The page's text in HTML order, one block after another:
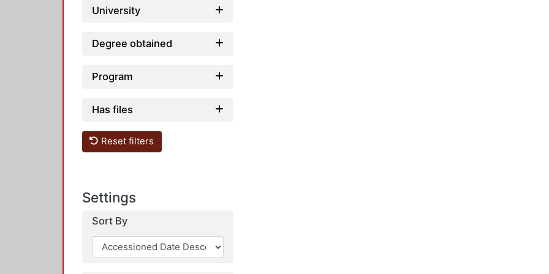
University
Degree obtained
Program
Has files
Reset filters
Settings
Sort By